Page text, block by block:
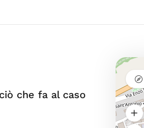
che fa al caso